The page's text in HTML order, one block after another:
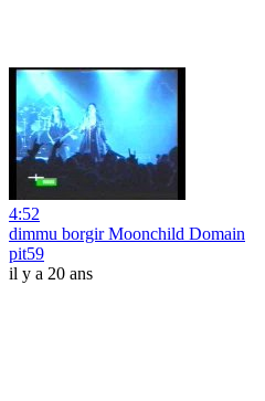
4:52
dimmu borgir Moonchild Domain
pit59
il y a 20 ans